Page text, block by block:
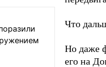
Что
Но даже
его на